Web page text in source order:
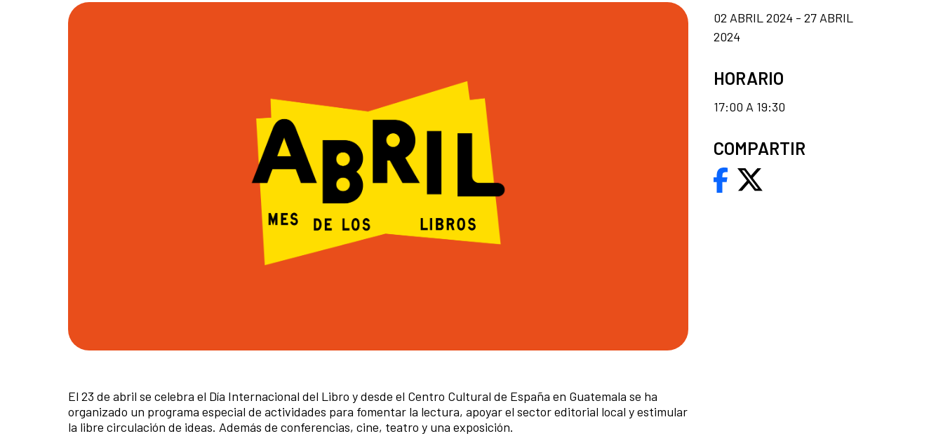
El 23 de abril se celebra el Día Internacional del Libro y desde el Centro Cultural de España en Guatemala se ha
organizado un programa especial de actividades para fomentar la lectura, apoyar el sector editorial local y estimular
la libre circulación de ideas. Además de conferencias, cine, teatro y una exposición.
02 ABRIL 2024 - 27 ABRIL
2024
HORARIO
17:00 A 19:30
COMPARTIR